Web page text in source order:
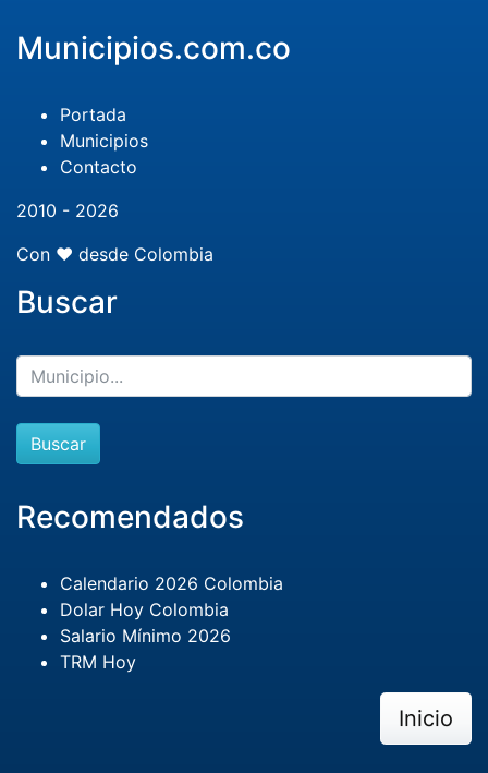
Municipios.com.co
Portada
Municipios
Contacto
2010 - 2026
Con ❤️ desde Colombia
Buscar
Buscar
Recomendados
Calendario 2026 Colombia
Dolar Hoy Colombia
Salario Mínimo 2026
TRM Hoy
Inicio